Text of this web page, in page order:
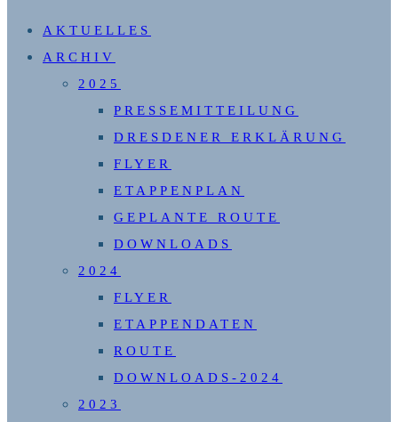
UMSCHALTEN
AKTUELLES
ARCHIV
2025
PRESSEMITTEILUNG
DRESDENER ERKLÄRUNG
FLYER
ETAPPENPLAN
GEPLANTE ROUTE
DOWNLOADS
2024
FLYER
ETAPPENDATEN
ROUTE
DOWNLOADS-2024
2023